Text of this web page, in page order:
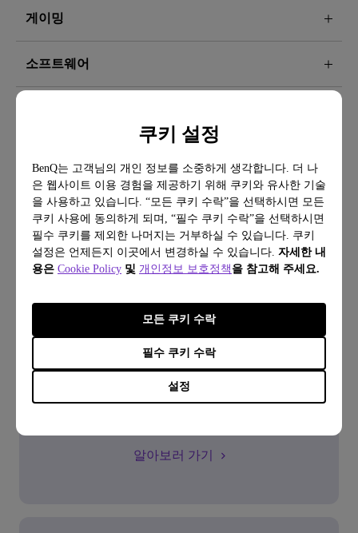
쿠키 설정
BenQ는 고객님의 개인 정보를 소중하게 생각합니다. 더 나
은 웹사이트 이용 경험을 제공하기 위해 쿠키와 유사한 기술
을 사용하고 있습니다. “모든 쿠키 수락”을 선택하시면 모든
쿠키 사용에 동의하게 되며, “필수 쿠키 수락”을 선택하시면
필수 쿠키를 제외한 나머지는 거부하실 수 있습니다. 쿠키
설정은 언제든지 이곳에서 변경하실 수 있습니다. 자세한 내
용은 Cookie Policy 및 개인정보 보호정책 을 참고해 주세요.
설정
필수 쿠키 수락
모든 쿠키 수락
게이밍
소프트웨어
FAQ
궁금한 게 있으신가요?
알아보러 가기
알아보러 가기